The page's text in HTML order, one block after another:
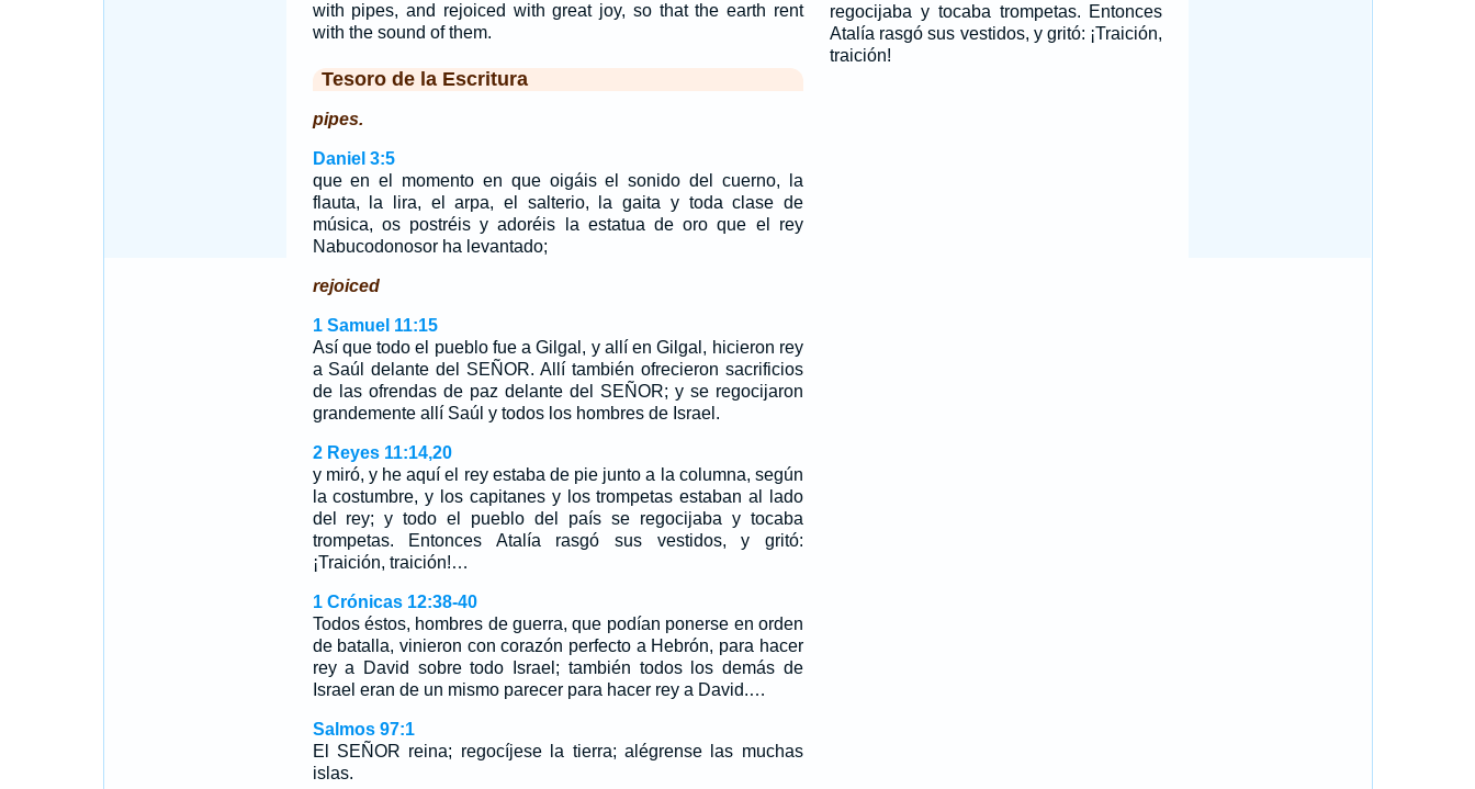
with pipes, and rejoiced with great joy, so that the earth rent
with the sound of them.
Tesoro de la Escritura
pipes.
Daniel 3:5
que en el momento en que oigáis el sonido del cuerno, la
flauta, la lira, el arpa, el salterio, la gaita y toda clase de
música, os postréis y adoréis la estatua de oro que el rey
Nabucodonosor ha levantado;
rejoiced
1 Samuel 11:15
Así que todo el pueblo fue a Gilgal, y allí en Gilgal, hicieron rey
a Saúl delante del SEÑOR. Allí también ofrecieron sacrificios
de las ofrendas de paz delante del SEÑOR; y se regocijaron
grandemente allí Saúl y todos los hombres de Israel.
2 Reyes 11:14,20
y miró, y he aquí el rey estaba de pie junto a la columna, según
la costumbre, y los capitanes y los trompetas estaban al lado
del rey; y todo el pueblo del país se regocijaba y tocaba
trompetas. Entonces Atalía rasgó sus vestidos, y gritó:
¡Traición, traición!…
1 Crónicas 12:38-40
Todos éstos, hombres de guerra, que podían ponerse en orden
de batalla, vinieron con corazón perfecto a Hebrón, para hacer
rey a David sobre todo Israel; también todos los demás de
Israel eran de un mismo parecer para hacer rey a David.…
Salmos 97:1
El SEÑOR reina; regocíjese la tierra; alégrense las muchas
islas.
regocijaba y tocaba trompetas. Entonces
Atalía rasgó sus vestidos, y gritó: ¡Traición,
traición!